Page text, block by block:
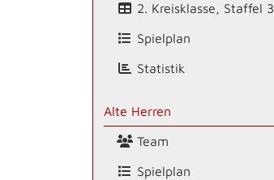
2. Kreisklasse, Staffel 3
Spielplan
Statistik
Alte Herren
Team
Spielplan